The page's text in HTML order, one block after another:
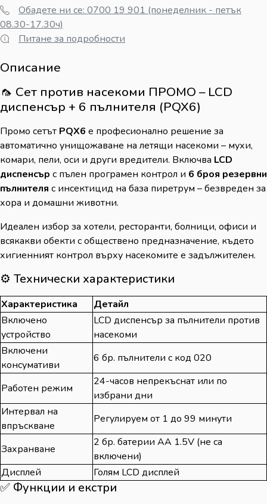
Обадете ни се: 0700 19 901 (понеделник - петък
08.30-17.30ч)
Питане за подробности
Описание
🦟 Сет против насекоми ПРОМО – LCD
диспенсър + 6 пълнителя (PQX6)
Промо сетът PQX6 е професионално решение за
автоматично унищожаване на летящи насекоми – мухи,
комари, пели, оси и други вредители. Включва LCD
диспенсър с пълен програмен контрол и 6 броя резервни
пълнителя с инсектицид на база пиретрум – безвреден за
хора и домашни животни.
Идеален избор за хотели, ресторанти, болници, офиси и
всякакви обекти с обществено предназначение, където
хигиенният контрол върху насекомите е задължителен.
⚙️ Технически характеристики
Характеристика
Детайл
Включено
устройство
LCD диспенсър за пълнители против
насекоми
Включени
консумативи
6 бр. пълнители с код 020
Работен режим
24-часов непрекъснат или по
избрани дни
Интервал на
впръскване
Регулируем от 1 до 99 минути
Захранване
2 бр. батерии AA 1.5V (не са
включени)
Дисплей
Голям LCD дисплей
✅ Функции и екстри